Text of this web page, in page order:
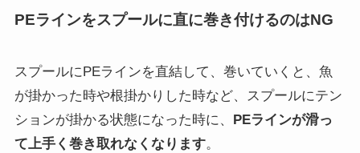
PEラインをスプールに直に巻き付けるのはNG
スプールにPEラインを直結して、巻いていくと、魚
が掛かった時や根掛かりした時など、スプールにテン
ションが掛かる状態になった時に、 PEラインが滑っ
て上手く巻き取れなくなります。